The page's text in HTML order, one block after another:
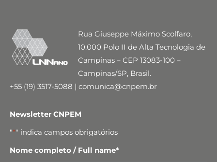
Rua Giuseppe Máximo Scolfaro,
10.000 Polo II de Alta Tecnologia de
Campinas – CEP 13083-100 –
Campinas/SP, Brasil.
+55 (19) 3517-5088 | comunica@cnpem.br
Newsletter CNPEM
"*" indica campos obrigatórios
Nome completo / Full name*